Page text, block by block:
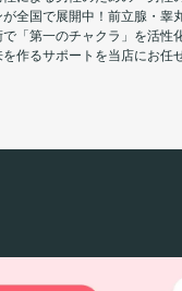
全国で展開中！前立腺・睾
「第一のチャクラ」を活性
作るサポートを当店にお任